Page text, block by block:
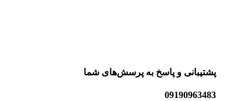
پشتیبانی و پاسخ به پرسش‌های شما
09190963483